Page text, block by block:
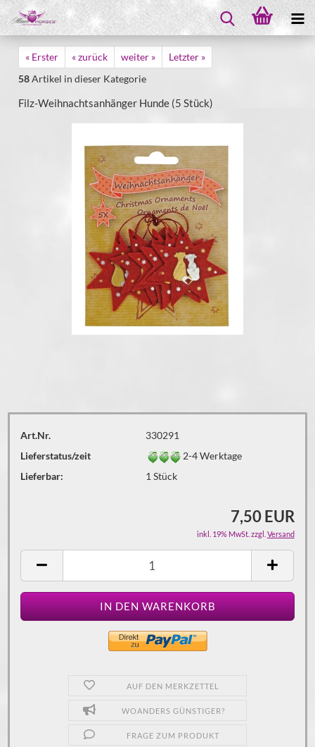
« Erster « zurück weiter »
Letzter »
58Artikel in dieser Kategorie
Filz-Weihnachtsanhänger Hunde (5 Stück)
Art.Nr.
330291
Lieferstatus/zeit
2-4 Werktage
Lieferbar:
1 Stück
7,50 EUR
inkl. 19% MwSt. zzgl. Versand
AUF DEN MERKZETTEL
WOANDERS GÜNSTIGER?
FRAGE ZUM PRODUKT